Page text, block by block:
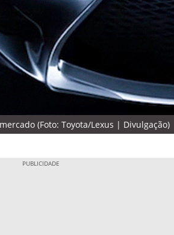
(Foto: Toyota/Lexus | Divulgação)